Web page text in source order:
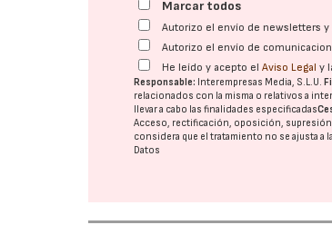
Marcar todos
Autorizo el envío de newsletters
Autorizo el envío de
He leído y acepto elAviso Legal y
Responsable: Interempresas Media, S.L.U.
relacionados con la misma o relativos a
llevar a cabo las finalidades especificadas
Acceso, rectificación, oposición,
considera que el tratamiento no se ajusta a
Datos